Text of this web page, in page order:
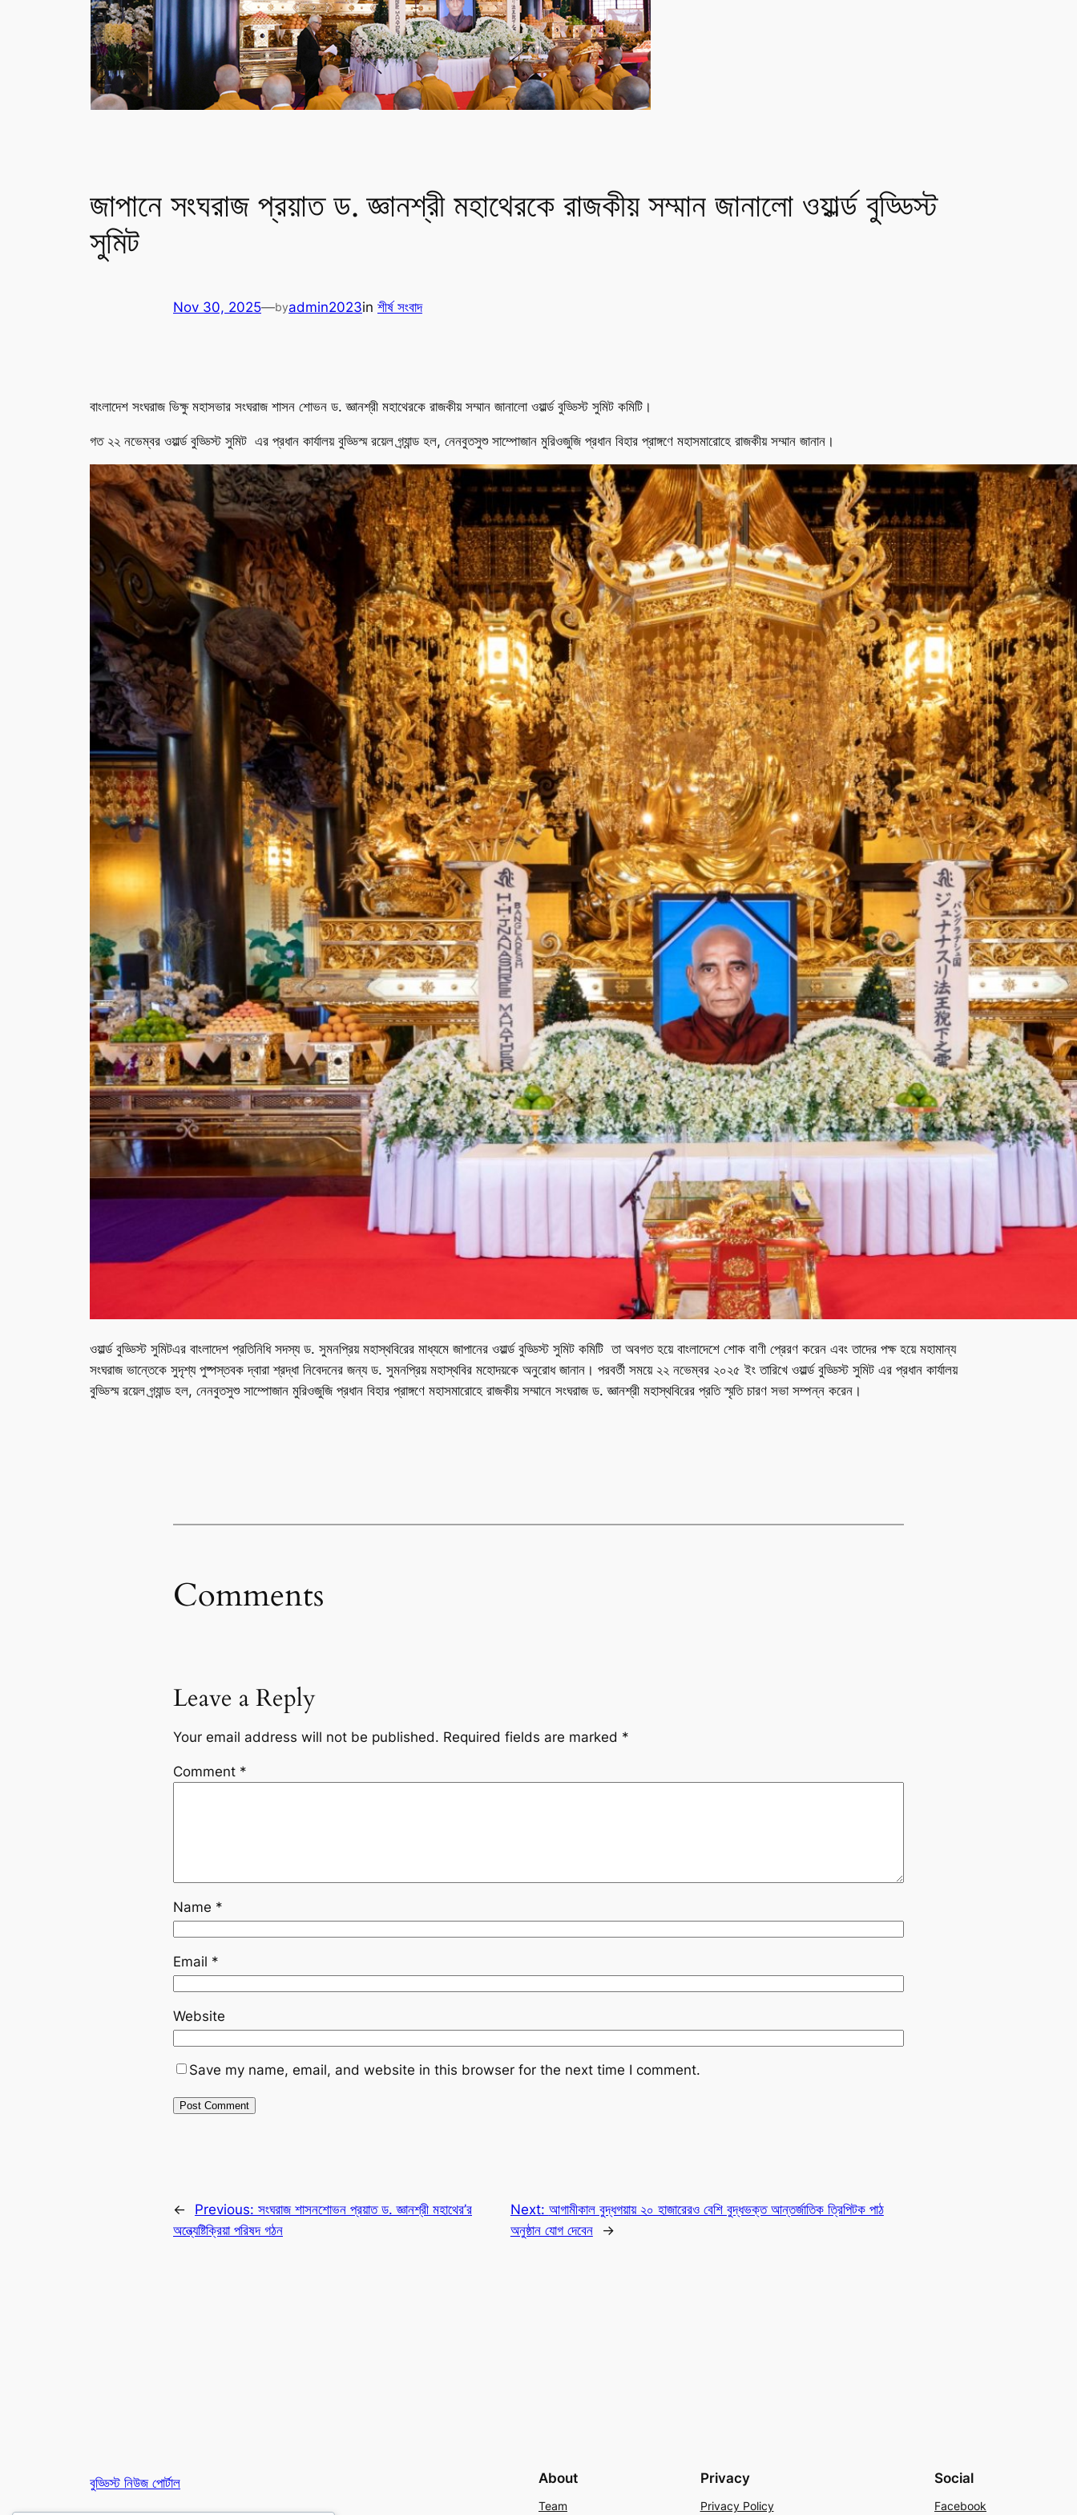
জাপানে সংঘরাজ প্রয়াত ড. জ্ঞানশ্রী মহাথেরকে রাজকীয় সম্মান জানালো ওয়ার্ল্ড বুড্ডিস্ট
সুমিট
Nov 30, 2025—byadmin2023in শীর্ষ সংবাদ
বাংলাদেশ সংঘরাজ ভিক্ষু মহাসভার সংঘরাজ শাসন শোভন ড. জ্ঞানশ্রী মহাথেরকে রাজকীয় সম্মান জানালো ওয়ার্ল্ড বুড্ডিস্ট সুমিট কমিটি।
গত ২২ নভেম্বর ওয়ার্ল্ড বুড্ডিস্ট সুমিট এর প্রধান কার্যালয় বুড্ডিস্ম রয়েল গ্র্যান্ড হল, নেনবুতসুশু সাম্পোজান মুরিওজুজি প্রধান বিহার প্রাঙ্গণে মহাসমারোহে রাজকীয় সম্মান জানান।
ওয়ার্ল্ড বুড্ডিস্ট সুমিটএর বাংলাদেশ প্রতিনিধি সদস্য ড. সুমনপ্রিয় মহাস্থবিরের মাধ্যমে জাপানের ওয়ার্ল্ড বুড্ডিস্ট সুমিট কমিটি তা অবগত হয়ে বাংলাদেশে শোক বাণী প্রেরণ করেন এবং তাদের পক্ষ হয়ে মহামান্য
সংঘরাজ ভান্তেকে সুদৃশ্য পুষ্পস্তবক দ্বারা শ্রদ্ধা নিবেদনের জন্য ড. সুমনপ্রিয় মহাস্থবির মহোদয়কে অনুরোধ জানান। পরবর্তী সময়ে ২২ নভেম্বর ২০২৫ ইং তারিখে ওয়ার্ল্ড বুড্ডিস্ট সুমিট এর প্রধান কার্যালয়
বুড্ডিস্ম রয়েল গ্র্যান্ড হল, নেনবুতসুশু সাম্পোজান মুরিওজুজি প্রধান বিহার প্রাঙ্গণে মহাসমারোহে রাজকীয় সম্মানে সংঘরাজ ড. জ্ঞানশ্রী মহাস্থবিরের প্রতি স্মৃতি চারণ সভা সম্পন্ন করেন।
Comments
Leave a Reply
Your email address will not be published. Required fields are marked *
Comment *
Name *
Email *
Website
Save my name, email, and website in this browser for the next time I comment.
← Previous: সংঘরাজ শাসনশোভন প্রয়াত ড. জ্ঞানশ্রী মহাথের’র
অন্ত্যেষ্টিক্রিয়া পরিষদ গঠন
Next: আগামীকাল বুদ্ধগয়ায় ২০ হাজারেরও বেশি বুদ্ধভক্ত আন্তর্জাতিক ত্রিপিটক পাঠ
অনুষ্ঠান যোগ দেবেন
→
বুড্ডিস্ট নিউজ পোর্টাল About
Team
Privacy
Privacy Policy
Social
Facebook